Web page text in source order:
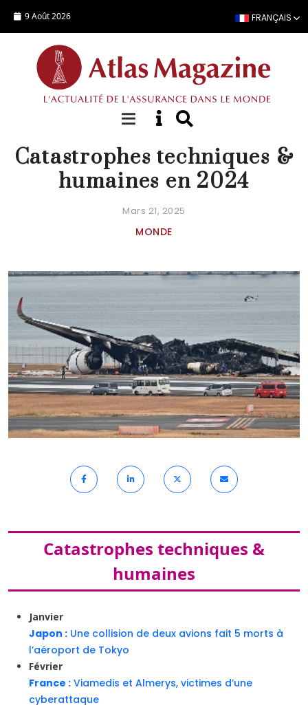
9 Août 2026 FRANÇAIS
FOCUS
Catastrophes techniques &
humaines en 2024
Mars 21, 2025
MONDE
Catastrophes techniques &
humaines
Janvier
Japon : Une collision de deux avions fait 5 morts à
l’aéroport de Tokyo
Février
France : Viamedis et Almerys, victimes d’une
cyberattaque